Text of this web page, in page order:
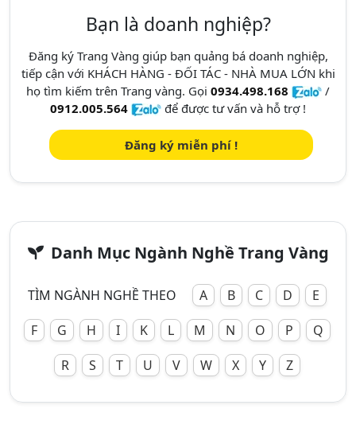
Bạn là doanh nghiệp?
Đăng ký Trang Vàng giúp bạn quảng bá doanh nghiệp,
tiếp cận với KHÁCH HÀNG - ĐỐI TÁC - NHÀ MUA LỚN khi
họ tìm kiếm trên Trang vàng. Gọi 0934.498.168
/
0912.005.564
để được tư vấn và hỗ trợ !
Đăng ký miễn phí !
Danh Mục Ngành Nghề Trang Vàng
TÌM NGÀNH NGHỀ THEO A B C D
E
F
G H I K L M N O P
Q
R
S T U V W X Y Z